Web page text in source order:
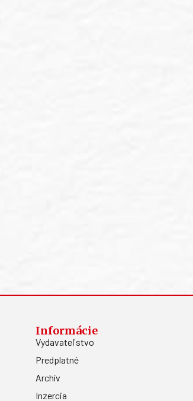
Informácie
Vydavateľstvo
Predplatné
Archív
Inzercia